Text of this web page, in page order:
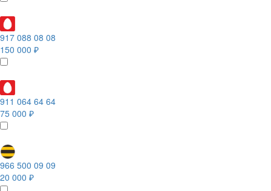
917 088 08 08
150 000 ₽
911 064 64 64
75 000 ₽
966 500 09 09
20 000 ₽